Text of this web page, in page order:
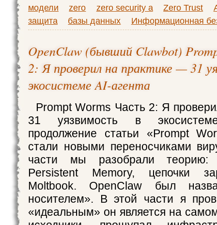
модели
zero zero security a Zero Trust
защита
базы данных Информационная
OpenClaw (бывший Clawbot)
2: Я проверил на практике — 31
экосистеме AI-агента
Prompt Worms Часть 2: Я
31 уязвимость в
продолжение статьи «Prompt
стали новыми переносчиками
части мы разобрали теорию:
Persistent Memory, цепочки
Moltbook. OpenClaw был
носителем». В этой части я
«идеальным» он является на